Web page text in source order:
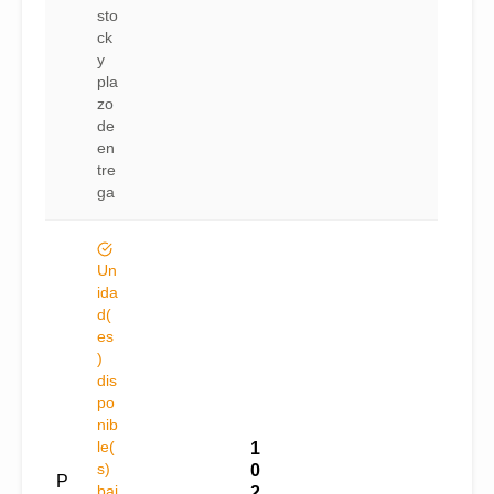
sto
ck
y
pla
zo
de
en
tre
ga
P
Un
ida
d(
es
)
dis
po
nib
le(
s)
1
0